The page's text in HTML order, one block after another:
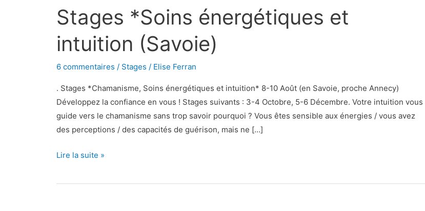
Stages *Soins énergétiques et
intuition (Savoie)
6 commentaires / Stages / Elise Ferran
. Stages *Chamanisme, Soins énergétiques et intuition* 8-10 Août (en Savoie, proche Annecy)
Développez la confiance en vous ! Stages suivants : 3-4 Octobre, 5-6 Décembre. Votre intuition vous
guide vers le chamanisme sans trop savoir pourquoi ? Vous êtes sensible aux énergies / vous avez
des perceptions / des capacités de guérison, mais ne […]
énergétiques
et
intuition
(Savoie)
Lire la suite »